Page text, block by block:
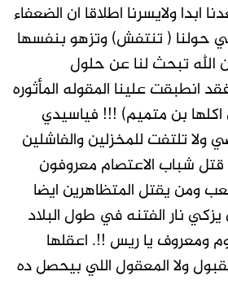
ابدا ولايسرنا اطلاقا ان الضعفاء
حولنا ( تنتفش) وتزهو بنفسها
الله تبحث لنا عن حلول
انطبقت علينا المقوله المأثوره
اكلها بن متميم) !!! فياسيدي
ولا تلتفت للمخزلين والفاشلين
شباب الاعتصام معروفون
ومن يقتل المتظاهرين ايضا
نار الفتنه في طول البلاد
ومعروف يا ريس !!. اعقلها
ولا المعقول اللي بيحصل ده